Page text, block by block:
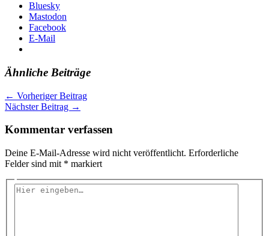
Bluesky
Mastodon
Facebook
E-Mail
Ähnliche Beiträge
← Vorheriger Beitrag
Nächster Beitrag →
Kommentar verfassen
Deine E-Mail-Adresse wird nicht veröffentlicht. Erforderliche
Felder sind mit * markiert
Hier